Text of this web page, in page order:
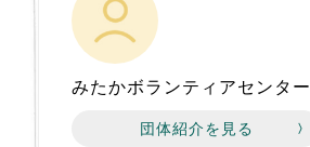
みたかボランティアセンター
団体紹介を見る